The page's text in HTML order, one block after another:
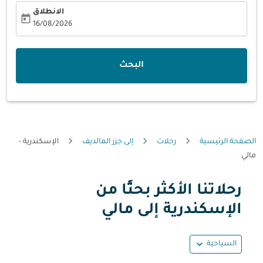
الانطلاق
16/08/2026
today
البحث
الصفحة الرئيسية رحلات إلى جزر المالديف
الإسكندرية -
مالي
رحلاتنا الأكثر بحثًا من
الإسكندرية إلى مالي
السياحية expand_more
حاول تحديث الرحلة (مغادرة و/أو وجهة) أو التفاعل مع